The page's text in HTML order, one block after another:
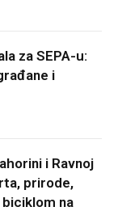
za SEPA-u:
i
i Ravnoj
prirode,
na